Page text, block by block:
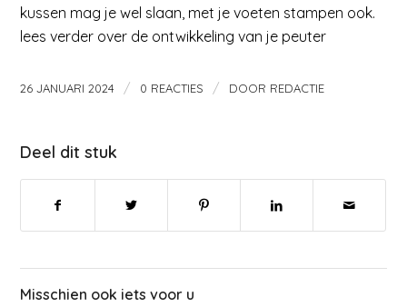
kussen mag je wel slaan, met je voeten stampen ook.
lees verder over de ontwikkeling van je peuter
26 JANUARI 2024 / 0 REACTIES / DOOR REDACTIE
Deel dit stuk
Misschien ook iets voor u